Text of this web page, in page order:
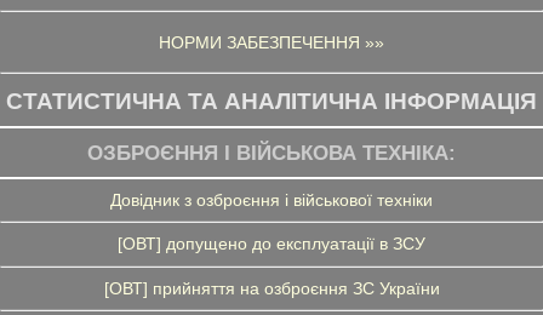
НОРМИ ЗАБЕЗПЕЧЕННЯ »»
СТАТИСТИЧНА ТА АНАЛІТИЧНА ІНФОРМАЦІЯ
ОЗБРОЄННЯ І ВІЙСЬКОВА ТЕХНІКА:
Довідник з озброєння і військової техніки
[ОВТ] допущено до експлуатації в ЗСУ
[ОВТ] прийняття на озброєння ЗС України